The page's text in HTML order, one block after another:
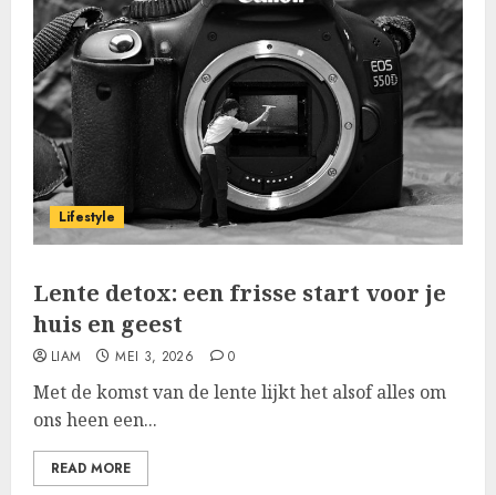
Lifestyle
Lente detox: een frisse start voor je
huis en geest
LIAM MEI 3, 2026 0
Met de komst van de lente lijkt het alsof alles om
ons heen een...
READ MORE